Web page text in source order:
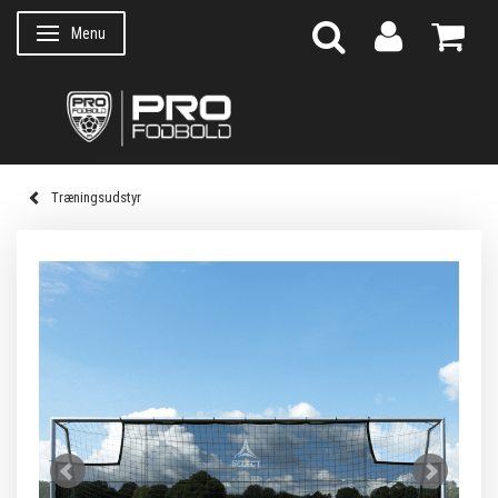
Skifte navigation
Menu
Træningsudstyr